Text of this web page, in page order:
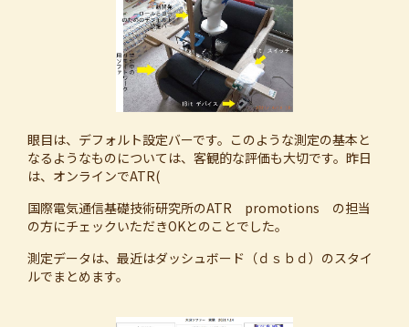
眼目は、デフォルト設定バーです。このような測定の基本と
なるようなものについては、客観的な評価も大切です。昨日
は、オンラインでATR(
国際電気通信基礎技術研究所のATR promotions の担当
の方にチェックいただきOKとのことでした。
測定データは、最近はダッシュボード（ｄｓｂｄ）のスタイ
ルでまとめます。